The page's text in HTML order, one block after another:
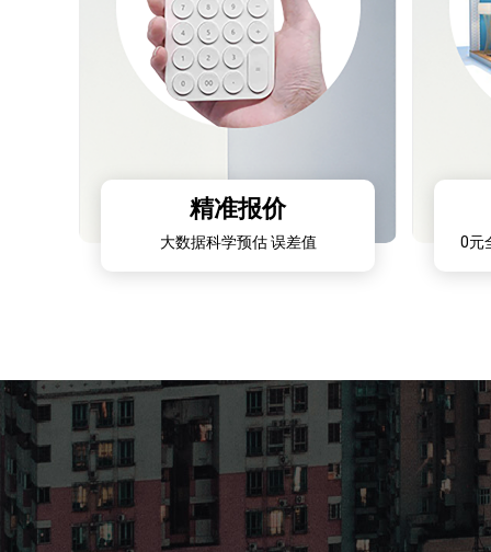
精准报价
大数据科学预估 误差值 0元